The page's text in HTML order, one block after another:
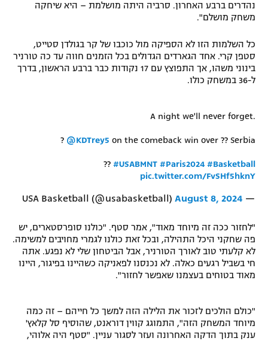
מדיניות פרטיות
תקנון פעילות ספורט 1
רשיון להקרנה פומבית לבית עסק
לוח דרושים – ג'ובנט
תגיות
המגזין
גיימינג E-Sports
נהדרים ברבע האחרון. סרביה היתה מושלמת – היא שיחקה
משחק מושלם".
כל השלמות הזו לא הספיקה מול כוכבו של קר בגולדן סטייט,
סטפן קרי. אחד הגארדים הגדולים בכל הזמנים חווה עד כה טורניר
בינוני משהו, אך התפוצץ עם 17 נקודות כבר ברבע הראשון, בדרך
ל-36 במשחק כולו.
A night we'll never forget.
?️ @KDTrey5 on the comeback win over ?? Serbia
?? #USABMNT #Paris2024 #Basketball
pic.twitter.com/FvSHf5hknY
— USA Basketball (@usabasketball)
August 8, 2024
"לחזור ככה זה מיוחד מאוד", אמר סטף. "כולנו סופרסטארים, יש
פה שחקני היכל התהילה, ובכל זאת כולנו לגמרי מחויבים למשימה.
לא קלעתי טוב לאורך הטורניר, אבל הביטחון שלי לא נפגע. אתה
חי בשביל רגעים כאלה. לא נכנסנו לפאניקה כשהיינו בפיגור, היינו
מאוד בטוחים בעצמנו שאפשר לחזור".
"כולם הולכים לזכור את הלילה הזה למשך כל חייהם – זה כמה
מיוחד המשחק הזה", התמוגג קווין דוראנט, שהוסיף סל קלאץ'
ענק בתוך הדקה האחרונה ועזר לסגור עניין. "סטף היה אלוהי,